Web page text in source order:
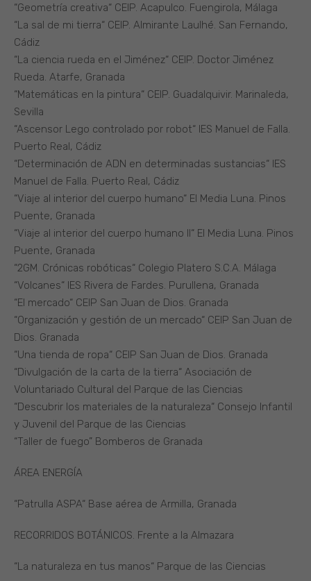
“Geometría creativa“ CEIP. Acapulco. Fuengirola, Málaga
“La sal de mi tierra“ CEIP. Almirante Laulhé. San Fernando,
Cádiz
“La ciencia rueda en el Jiménez“ CEIP. Doctor Jiménez
Rueda. Atarfe, Granada
“Matemáticas en la pintura“ CEIP. Guadalquivir. Marinaleda,
Sevilla
“Ascensor Lego controlado por robot“ IES Manuel de Falla.
Puerto Real, Cádiz
“Determinación de ADN en determinadas sustancias“ IES
Manuel de Falla. Puerto Real, Cádiz
“Viaje al interior del cuerpo humano“ El Media Luna. Pinos
Puente, Granada
“Viaje al interior del cuerpo humano II“ El Media Luna. Pinos
Puente, Granada
“2GM. Crónicas robóticas“ Colegio Platero S.C.A. Málaga
“Volcanes“ IES Rivera de Fardes. Purullena, Granada
“El mercado“ CEIP San Juan de Dios. Granada
“Organización y gestión de un mercado“ CEIP San Juan de
Dios. Granada
“Una tienda de ropa“ CEIP San Juan de Dios. Granada
“Divulgación de la carta de la tierra“ Asociación de
Voluntariado Cultural del Parque de las Ciencias
“Descubrir los materiales de la naturaleza“ Consejo Infantil
y Juvenil del Parque de las Ciencias
“Taller de fuego” Bomberos de Granada
ÁREA ENERGÍA
“Patrulla ASPA“ Base aérea de Armilla, Granada
RECORRIDOS BOTÁNICOS. Frente a la Almazara
“La naturaleza en tus manos“ Parque de las Ciencias